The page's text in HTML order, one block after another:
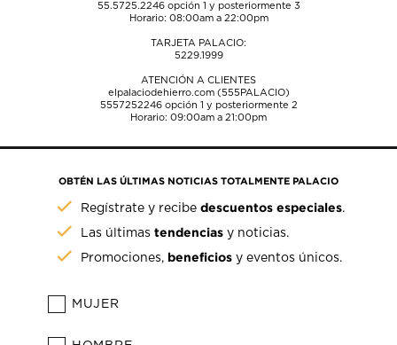
55.5725.2246opción 1 y posteriormente 3
Horario: 08:00am a 22:00pm
TARJETA PALACIO:
5229.1999
ATENCIÓN A CLIENTES
elpalaciodehierro.com (555PALACIO)
5557252246opción 1 y posteriormente 2
Horario: 09:00am a 21:00pm
OBTÉN LAS ÚLTIMAS NOTICIAS TOTALMENTE PALACIO
Regístrate y recibedescuentos especiales.
Las últimastendencias y noticias.
Promociones, beneficios y eventos únicos.
MUJER